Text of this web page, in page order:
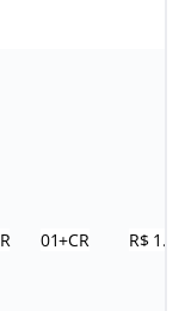
01+CR R$